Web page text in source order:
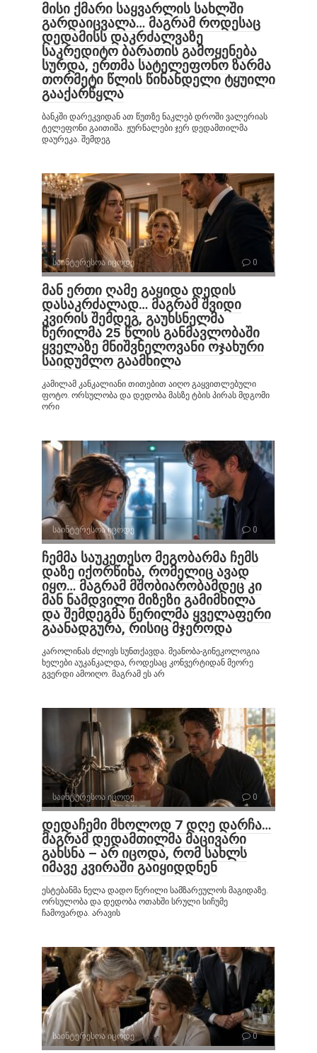
მისი ქმარი საყვარლის სახლში
გარდაიცვალა… მაგრამ როდესაც
დედამისს დაკრძალვაზე
საკრედიტო ბარათის გამოყენება
სურდა, ერთმა სატელეფონო ზარმა
თორმეტი წლის წინანდელი ტყუილი
გააქარწყლა
ბანკში დარეკვიდან ათ წუთზე ნაკლებ დროში ვალერიას
ტელეფონი გაითიშა. ჟურნალები ჯერ დედამთილმა
დაურეკა. შემდეგ
საინტერესოა იცოდე 0
მან ერთი ღამე გაყიდა დედის
დასაკრძალად… მაგრამ შვიდი
კვირის შემდეგ, გაუხსნელმა
წერილმა 25 წლის განმავლობაში
ყველაზე მნიშვნელოვანი ოჯახური
საიდუმლო გაამხილა
კამილამ კანკალიანი თითებით აიღო გაყვითლებული
ფოტო. ორსულობა და დედობა მასზე ტბის პირას მდგომი
ორი
საინტერესოა იცოდე 0
ჩემმა საუკეთესო მეგობარმა ჩემს
დაზე იქორწინა, რომელიც ავად
იყო… მაგრამ მშობიარობამდეც კი
მან ნამდვილი მიზეზი გამიმხილა
და შემდეგმა წერილმა ყველაფერი
გაანადგურა, რისიც მჯეროდა
კაროლინას ძლივს სუნთქავდა. მეანობა-გინეკოლოგია
ხელები აუკანკალდა, როდესაც კონვერტიდან მეორე
გვერდი ამოიღო. მაგრამ ეს არ
საინტერესოა იცოდე 0
დედაჩემი მხოლოდ 7 დღე დარჩა…
მაგრამ დედამთილმა მაცივარი
გახსნა – არ იცოდა, რომ სახლს
იმავე კვირაში გაიყიდდნენ
ესტებანმა ნელა დადო წერილი სამზარეულოს მაგიდაზე.
ორსულობა და დედობა ოთახში სრული სიჩუმე
ჩამოვარდა. არავის
საინტერესოა იცოდე 0